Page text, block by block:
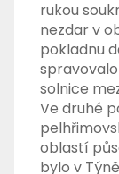
rukou
nezdar v
pokladnu
solnice
Ve druhé
oblastí
bylo v